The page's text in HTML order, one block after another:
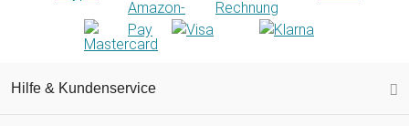
Hilfe & Kundenservice